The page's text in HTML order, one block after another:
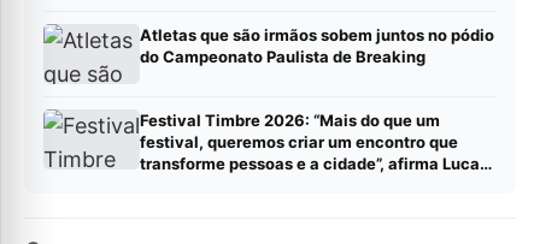
Atletas que são irmãos sobem juntos no pódio
do Campeonato Paulista de Breaking
Festival Timbre 2026: “Mais do que um
festival, queremos criar um encontro que
transforme pessoas e a cidade”, afirma Lucas